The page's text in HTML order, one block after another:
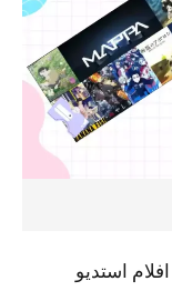
تعرف على مجموعه من افضل 10 افلام استديو